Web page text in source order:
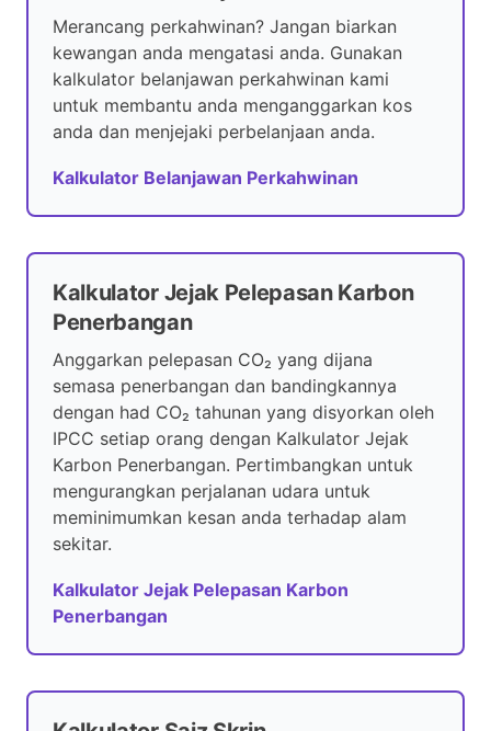
Merancang perkahwinan? Jangan biarkan
kewangan anda mengatasi anda. Gunakan
kalkulator belanjawan perkahwinan kami
untuk membantu anda menganggarkan kos
anda dan menjejaki perbelanjaan anda.
Kalkulator Belanjawan Perkahwinan
Kalkulator Jejak Pelepasan Karbon
Penerbangan
Anggarkan pelepasan CO₂ yang dijana
semasa penerbangan dan bandingkannya
dengan had CO₂ tahunan yang disyorkan oleh
IPCC setiap orang dengan Kalkulator Jejak
Karbon Penerbangan. Pertimbangkan untuk
mengurangkan perjalanan udara untuk
meminimumkan kesan anda terhadap alam
sekitar.
Kalkulator Jejak Pelepasan Karbon
Penerbangan